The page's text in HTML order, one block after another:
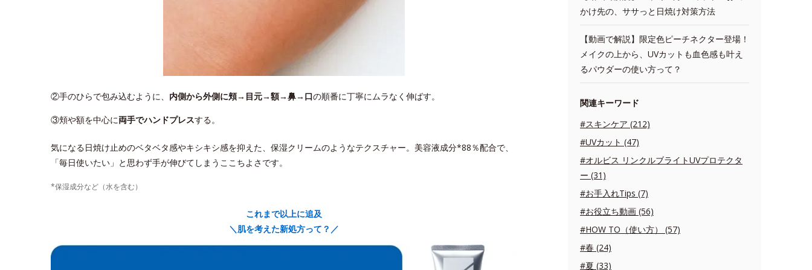
②手のひらで包み込むように、 内側から外側に頬→目元→額→鼻→口の順番に丁寧にムラなく伸ばす。
③頬や額を中心に両手でハンドプレスする。
気になる日焼け止めのベタベタ感やキシキシ感を抑えた、保湿クリームのようなテクスチャー。美容液成分*88％配合で、
「毎日使いたい」と思わず手が伸びてしまうここちよさです。
*保湿成分など（水を含む）
これまで以上に追及
＼肌を考えた新処方って？／
かけ先の、ササっと日焼け対策方法
【動画で解説】限定色ピーチネクター登場！
メイクの上から、UVカットも血色感も叶え
るパウダーの使い方って？
関連キーワード
#スキンケア (212)
#UVカット (47)
#オルビス リンクルブライトUVプロテクタ
ー (31)
#お手入れTips (7)
#お役立ち動画 (56)
#HOW TO（使い方） (57)
#春 (24)
#夏 (33)